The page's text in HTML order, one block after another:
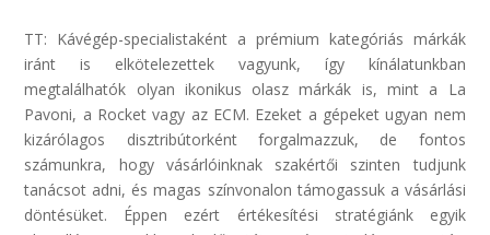
TT: Kávégép-specialistaként a prémium kategóriás márkák
iránt is elkötelezettek vagyunk, így kínálatunkban
megtalálhatók olyan ikonikus olasz márkák is, mint a La
Pavoni, a Rocketvagy az ECM. Ezeket a gépeket ugyan nem
kizárólagos disztribútorként forgalmazzuk, de fontos
számunkra, hogy vásárlóinknak szakértői szinten tudjunk
tanácsot adni, és magas színvonalon támogassuk a vásárlási
döntésüket. Éppen ezért értékesítési stratégiánk egyik